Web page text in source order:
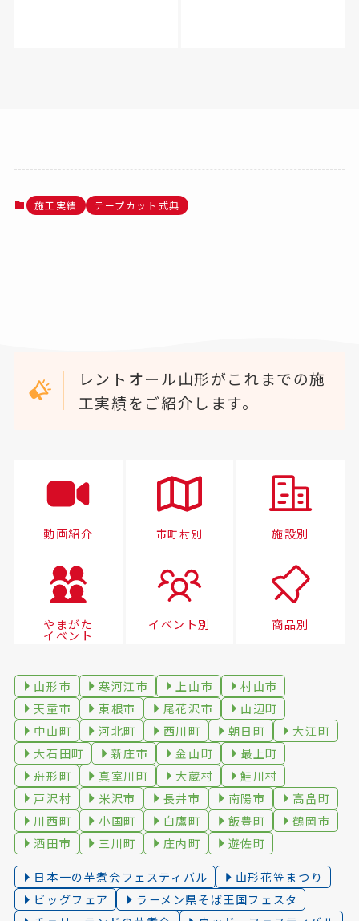
施工実績 テープカット式典
レントオール山形がこれまでの施
工実績をご紹介します。
動画紹介 市町村別 施設別
やまがた
イベント
イベント別 商品別
山形市 寒河江市 上山市
村山市
天童市
東根市 尾花沢市
山辺町
中山町
河北町 西川町 朝日町
大江町
大石田町
新庄市 金山町
最上町
舟形町
真室川町 大蔵村
鮭川村
戸沢村
米沢市 長井市 南陽市
高畠町
川西町
小国町 白鷹町 飯豊町
鶴岡市
酒田市
三川町 庄内町 遊佐町
日本一の芋煮会フェスティバル
山形花笠まつり
ビッグフェア
ラーメン県そば王国フェスタ